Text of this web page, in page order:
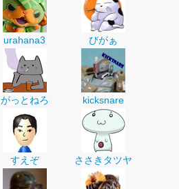
urahana3 びがぁ
がっとねろ kicksnare
すえぞ ささきタツヤ